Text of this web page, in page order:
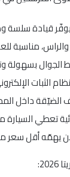
مناسبة
الجوال بسهولة
داخل
يهمّه أقل